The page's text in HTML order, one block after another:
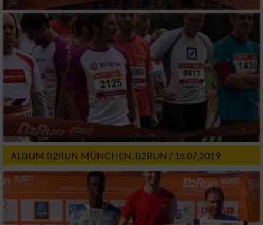
ALBUM B2RUN MÜNCHEN, B2RUN / 16.07.2019